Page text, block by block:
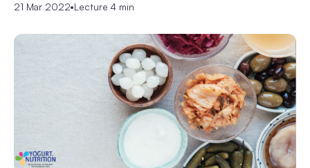
21 Mar 2022•Lecture 4 min